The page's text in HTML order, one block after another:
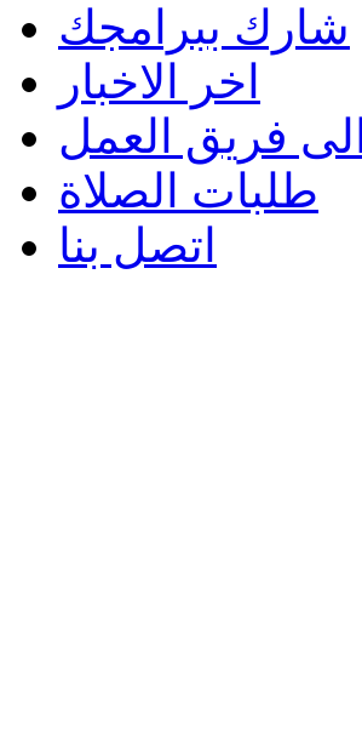
شارك ببرامجك
اخر الاخبار
فريق العمل
طلبات الصلاة
اتصل بنا